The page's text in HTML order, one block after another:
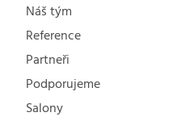
Náš tým
Reference
Partneři
Podporujeme
Salony